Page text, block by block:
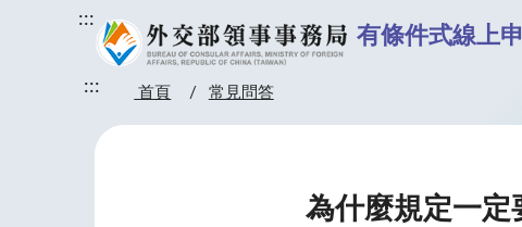
:::
有條件式線上
::: 首頁 常見問答
為什麼規定一定